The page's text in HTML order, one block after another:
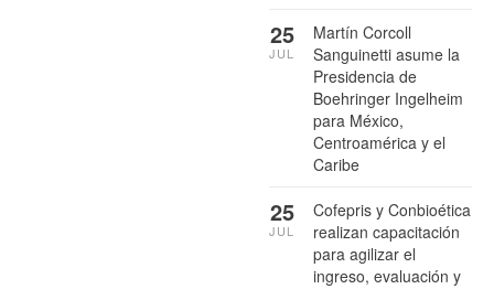
Martín Corcoll
Sanguinetti asume la
Presidencia de
Boehringer Ingelheim
para México,
Centroamérica y el
Caribe
25
JUL
Cofepris y Conbioética
realizan capacitación
para agilizar el
ingreso, evaluación y
25
JUL